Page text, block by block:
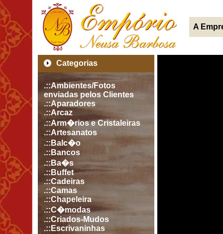
A
Categorias
.::Ambientes/Fotos
enviadas pelos Clientes
.::Aparadores
.::Arcaz
.::Arm�rios e Cristaleiras
.::Artesanatos
.::Balc�o
.::Bancos
.::Ba�s
.::Buffet
.::Cadeiras
.::Camas
.::Chapeleira
.::C�modas
.::Criados-Mudos
.::Escrivaninhas